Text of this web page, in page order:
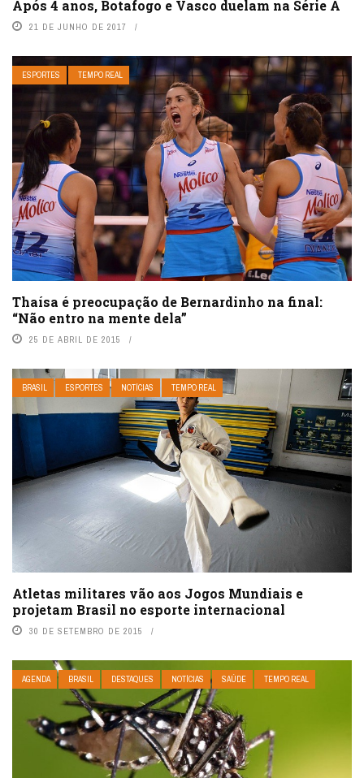
Após 4 anos, Botafogo e Vasco duelam na Série A
21 DE JUNHO DE 2017
ESPORTES TEMPO REAL
Thaísa é preocupação de Bernardinho na final:
“Não entro na mente dela”
25 DE ABRIL DE 2015
BRASIL ESPORTES NOTÍCIAS TEMPO REAL
Atletas militares vão aos Jogos Mundiais e
projetam Brasil no esporte internacional
30 DE SETEMBRO DE 2015
AGENDA BRASIL DESTAQUES NOTÍCIAS SAÚDE TEMPO REAL